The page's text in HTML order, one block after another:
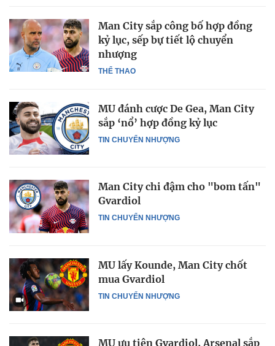
THỂ THAO
Man City sắp công bố hợp đồng
kỷ lục, sếp bự tiết lộ chuyển
nhượng
TIN CHUYỂN NHƯỢNG
MU đánh cược De Gea, Man City
sắp ‘nổ’ hợp đồng kỷ lục
TIN CHUYỂN NHƯỢNG
Man City chi đậm cho "bom tấn"
Gvardiol
TIN CHUYỂN NHƯỢNG
MU lấy Kounde, Man City chốt
mua Gvardiol
MU ưu tiên Gvardiol, Arsenal sắp